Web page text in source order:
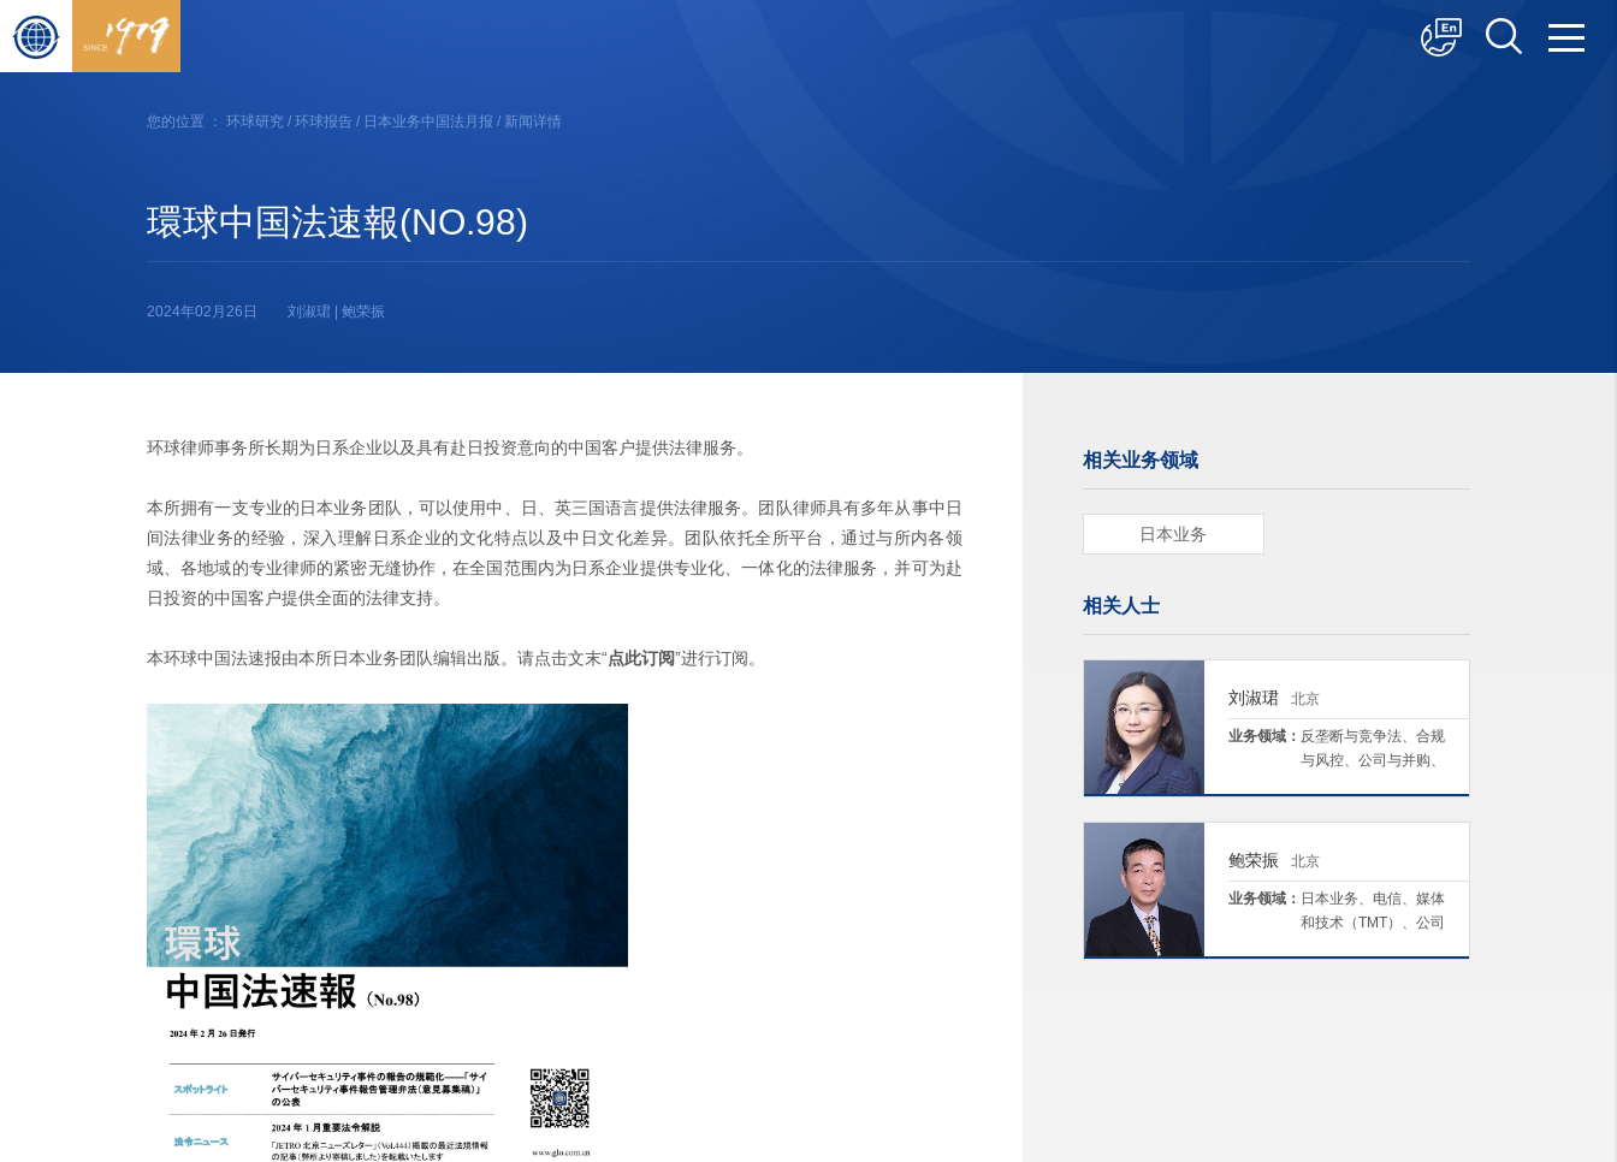
您的位置 ： 环球研究 / 环球报告 / 日本业务中国法月报 / 新闻详情
環球中国法速報(NO.98)
2024年02月26日 刘淑珺 | 鲍荣振
环球律师事务所长期为日系企业以及具有赴日投资意向的中国客户提供法律服务。
本所拥有一支专业的日本业务团队，可以使用中、日、英三国语言提供法律服务。团队律师具有多年从事中日
间法律业务的经验，深入理解日系企业的文化特点以及中日文化差异。团队依托全所平台，通过与所内各领
域、各地域的专业律师的紧密无缝协作，在全国范围内为日系企业提供专业化、一体化的法律服务，并可为赴
日投资的中国客户提供全面的法律支持。
本环球中国法速报由本所日本业务团队编辑出版。请点击文末“点此订阅”进行订阅。
相关业务领域
日本业务
相关人士
刘淑珺 北京
业务领域： 反垄断与竞争法、合规
与风控、公司与并购、
鲍荣振 北京
业务领域： 日本业务、电信、媒体
和技术（TMT）、公司